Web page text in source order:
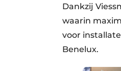
Dankzij
waarin
voor
Benelux.